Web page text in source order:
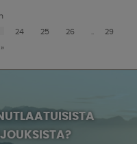
24 25 26 29
»